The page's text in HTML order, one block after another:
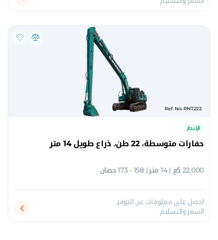
Ref. No. RNT222
للإيجار
حفارات متوسطة، 22 طن، ذراع طويل 14 متر
22,000 كغ | 14 متر | 158 - 173 حصان
احصل على معلومات عن التوفر،
السعر والتسليم